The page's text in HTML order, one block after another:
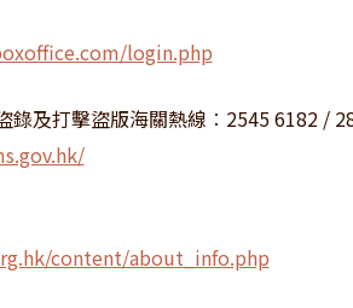
login.php
錄及打擊盜版海關熱線︰2545 6182 /
content/about_info.php